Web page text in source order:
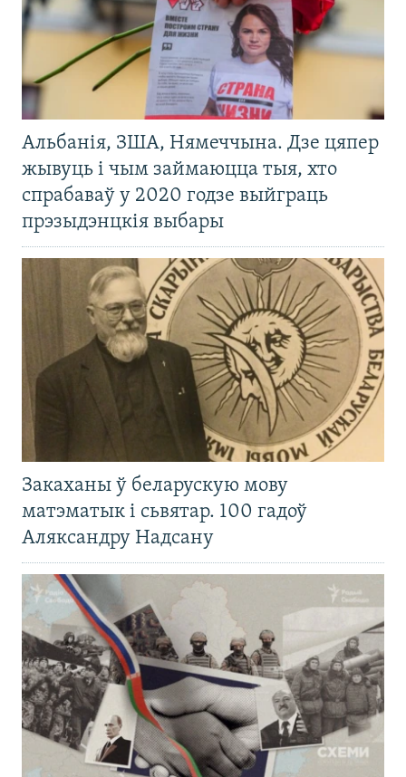
Альбанія, ЗША, Нямеччына. Дзе цяпер
жывуць і чым займаюцца тыя, хто
спрабаваў у 2020 годзе выйграць
прэзыдэнцкія выбары
Закаханы ў беларускую мову
матэматык і сьвятар. 100 гадоў
Аляксандру Надсану